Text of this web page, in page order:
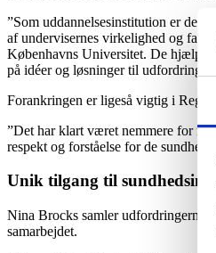
”Som uddannelsesinstitution er
af undervisernes virkelighed og
Københavns Universitet. De hjælper
på idéer og løsninger til
Forankringen er ligeså vigtig i
”Det har klart været nemmere for
respekt og forståelse for de
Unik tilgang til
Nina Brocks samler udfordringerne
samarbejdet.